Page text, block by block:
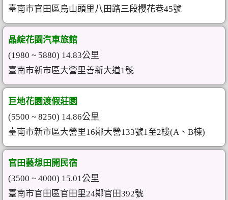
臺南市官田區烏山頭里八田路三段櫻花巷45號
晶綻花園汽車旅館
(1980 ~ 5880) 14.83公里
臺南市新市區大營里善新大道1號
巨地花園渡假莊園
(5500 ~ 8250) 14.86公里
臺南市新市區大營里16鄰大營133號1至2樓(A、B棟)
官田藝想田開民宿
(3500 ~ 4000) 15.01公里
臺南市官田區官田里24鄰官田392號